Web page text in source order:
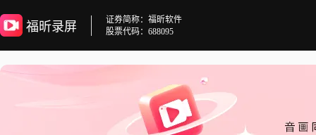
福昕录屏
证券简称：福昕软件
股票代码：688095